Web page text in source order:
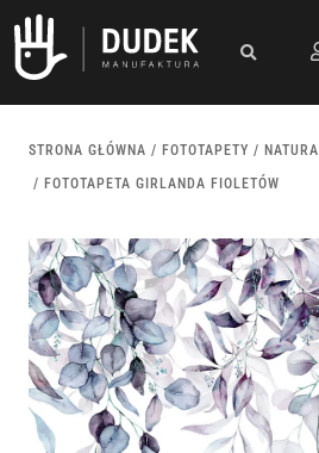
STRONA GŁÓWNA / FOTOTAPETY / NATURA
/ FOTOTAPETA GIRLANDA FIOLETÓW